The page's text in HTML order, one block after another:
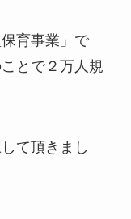
育事業」で
とで２万人規
て頂きまし